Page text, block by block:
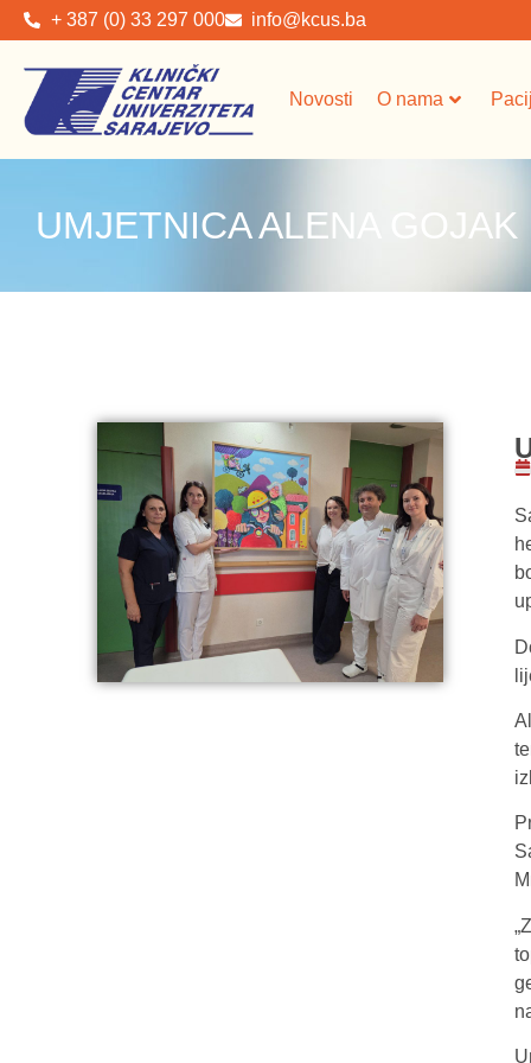
+ 387 (0) 33 297 000 info@kcus.ba
Novosti O nama
UMJETNICA ALENA